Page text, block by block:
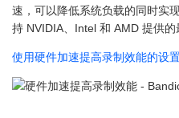
速，可以降低系统负载的同时实
持 NVIDIA、Intel 和 AMD 提供的
使用硬件加速提高录制效能的设